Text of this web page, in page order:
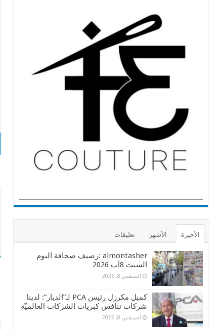
الأخيرة الأشهر تعليقات
almontasher :رصيف صحافة اليوم
السبت 8آب 2026
أغسطس 8, 2026
كميل مكرزل رئيس PCA لـ”الديار”: لدينا
شركات تنافس كبريات الشركات العالميّة
أغسطس 8, 2026